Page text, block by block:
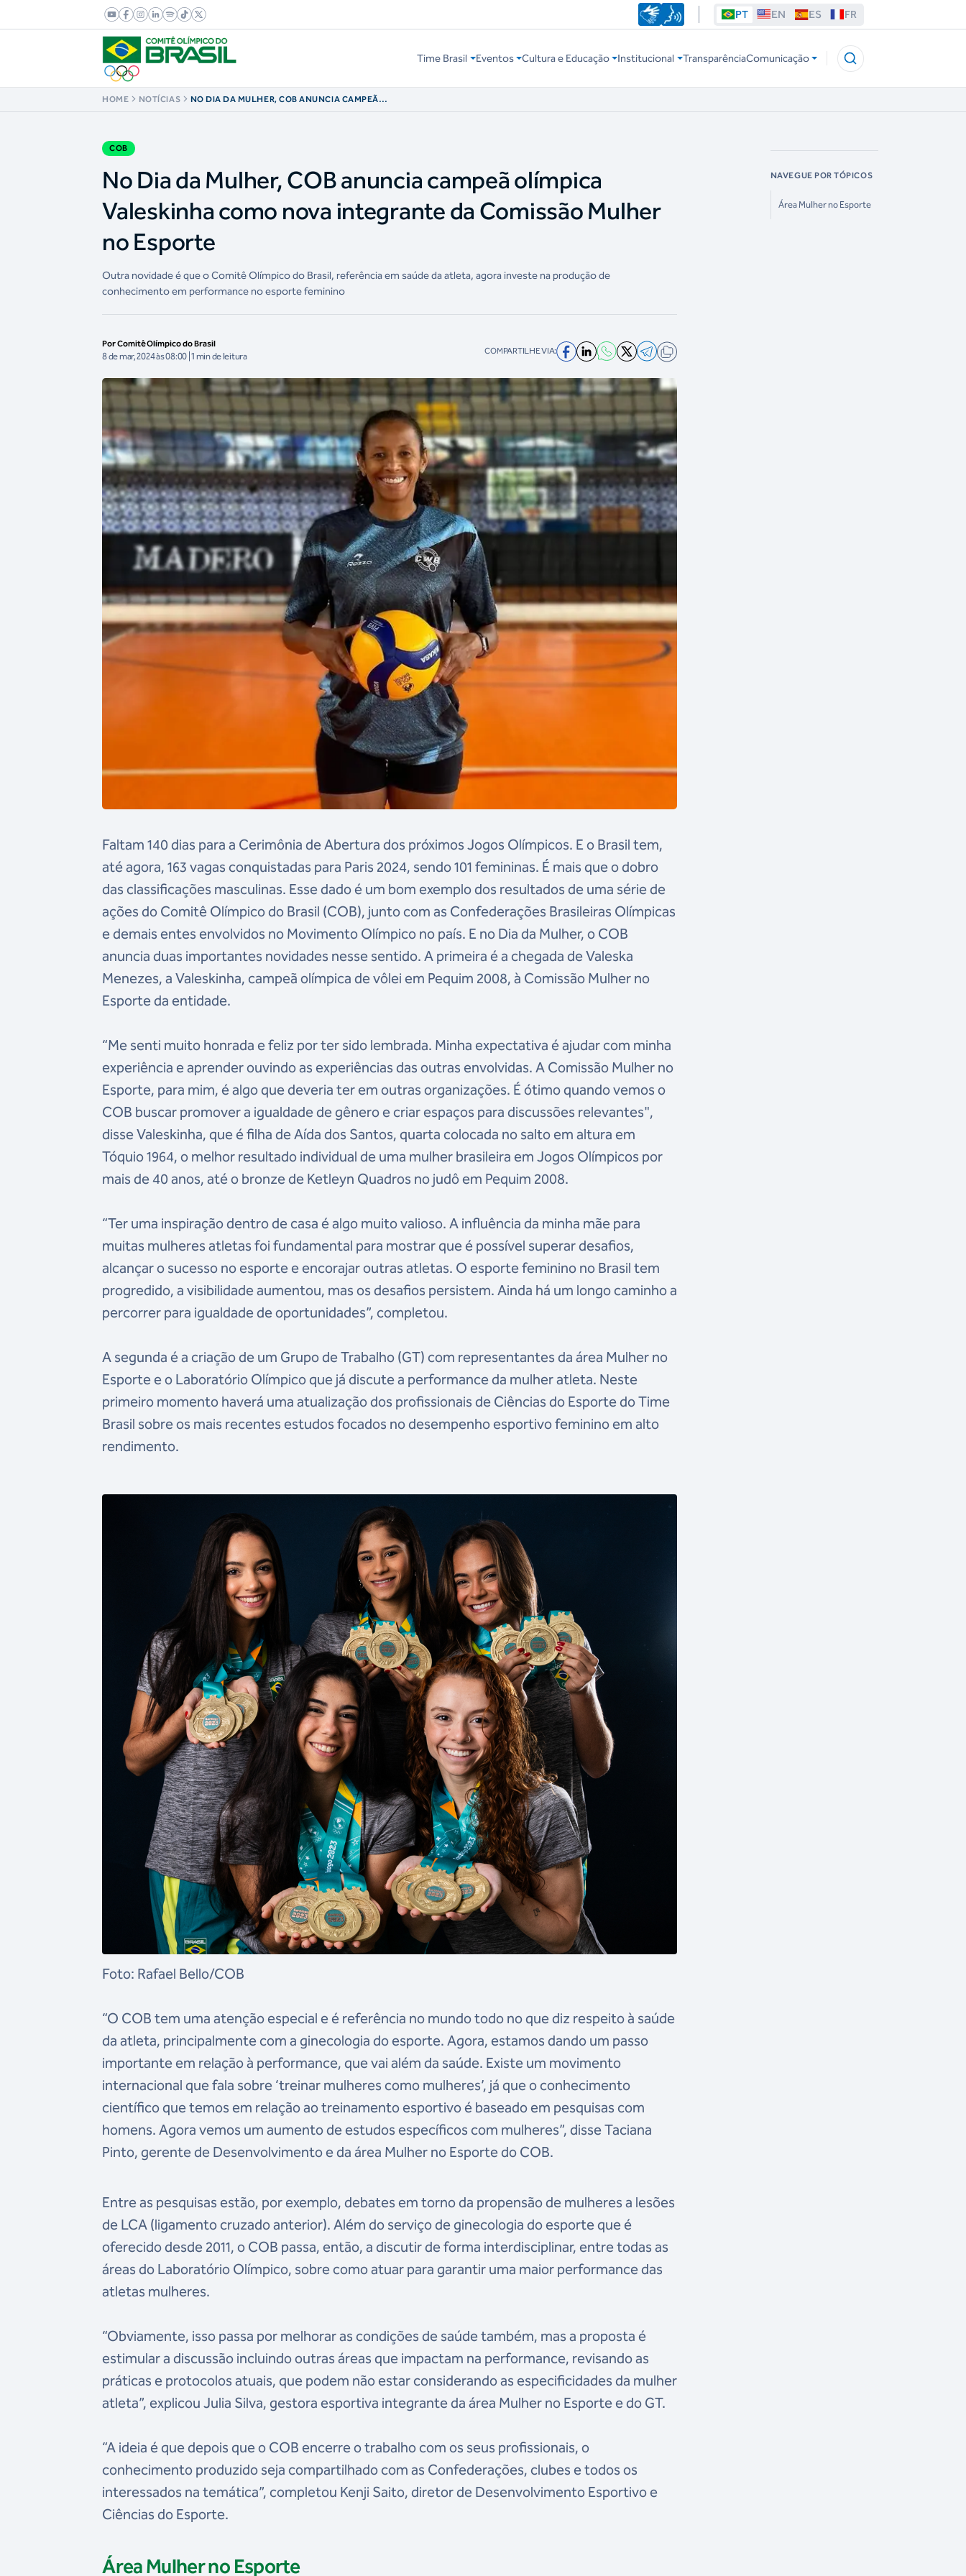
PT EN ES FR
Time Brasil Eventos Cultura e Educação Institucional TransparênciaComunicação
HOME NOTÍCIAS
NO DIA DA MULHER, COB ANUNCIA CAMPEÃ
COB
No Dia da Mulher, COB anuncia campeã olímpica
Valeskinha como nova integrante da Comissão Mulher
no Esporte
Outra novidade é que o Comitê Olímpico do Brasil, referência em saúde da atleta, agora investe na produção de
conhecimento em performance no esporte feminino
Por Comitê Olímpico do Brasil
8 de mar, 2024 às 08:00 | 1 min de leitura COMPARTILHE VIA:
Faltam 140 dias para a Cerimônia de Abertura dos próximos Jogos Olímpicos. E o Brasil tem,
até agora, 163 vagas conquistadas para Paris 2024, sendo 101 femininas. É mais que o dobro
das classificações masculinas. Esse dado é um bom exemplo dos resultados de uma série de
ações do Comitê Olímpico do Brasil (COB), junto com as Confederações Brasileiras Olímpicas
e demais entes envolvidos no Movimento Olímpico no país. E no Dia da Mulher, o COB
anuncia duas importantes novidades nesse sentido. A primeira é a chegada de Valeska
Menezes, a Valeskinha, campeã olímpica de vôlei em Pequim 2008, à Comissão Mulher no
Esporte da entidade.
“Me senti muito honrada e feliz por ter sido lembrada. Minha expectativa é ajudar com minha
experiência e aprender ouvindo as experiências das outras envolvidas. A Comissão Mulher no
Esporte, para mim, é algo que deveria ter em outras organizações. É ótimo quando vemos o
COB buscar promover a igualdade de gênero e criar espaços para discussões relevantes",
disse Valeskinha, que é filha de Aída dos Santos, quarta colocada no salto em altura em
Tóquio 1964, o melhor resultado individual de uma mulher brasileira em Jogos Olímpicos por
mais de 40 anos, até o bronze de Ketleyn Quadros no judô em Pequim 2008.
“Ter uma inspiração dentro de casa é algo muito valioso. A influência da minha mãe para
muitas mulheres atletas foi fundamental para mostrar que é possível superar desafios,
alcançar o sucesso no esporte e encorajar outras atletas. O esporte feminino no Brasil tem
progredido, a visibilidade aumentou, mas os desafios persistem. Ainda há um longo caminho a
percorrer para igualdade de oportunidades”, completou.
A segunda é a criação de um Grupo de Trabalho (GT) com representantes da área Mulher no
Esporte e o Laboratório Olímpico que já discute a performance da mulher atleta. Neste
primeiro momento haverá uma atualização dos profissionais de Ciências do Esporte do Time
Brasil sobre os mais recentes estudos focados no desempenho esportivo feminino em alto
rendimento.
Foto: Rafael Bello/COB
“O COB tem uma atenção especial e é referência no mundo todo no que diz respeito à saúde
da atleta, principalmente com a ginecologia do esporte. Agora, estamos dando um passo
importante em relação à performance, que vai além da saúde. Existe um movimento
internacional que fala sobre ‘treinar mulheres como mulheres’, já que o conhecimento
científico que temos em relação ao treinamento esportivo é baseado em pesquisas com
homens. Agora vemos um aumento de estudos específicos com mulheres”, disse Taciana
Pinto, gerente de Desenvolvimento e da área Mulher no Esporte do COB.
Entre as pesquisas estão, por exemplo, debates em torno da propensão de mulheres a lesões
de LCA (ligamento cruzado anterior). Além do serviço de ginecologia do esporte que é
oferecido desde 2011, o COB passa, então, a discutir de forma interdisciplinar, entre todas as
áreas do Laboratório Olímpico, sobre como atuar para garantir uma maior performance das
atletas mulheres.
“Obviamente, isso passa por melhorar as condições de saúde também, mas a proposta é
estimular a discussão incluindo outras áreas que impactam na performance, revisando as
práticas e protocolos atuais, que podem não estar considerando as especificidades da mulher
atleta”, explicou Julia Silva, gestora esportiva integrante da área Mulher no Esporte e do GT.
“A ideia é que depois que o COB encerre o trabalho com os seus profissionais, o
conhecimento produzido seja compartilhado com as Confederações, clubes e todos os
interessados na temática”, completou Kenji Saito, diretor de Desenvolvimento Esportivo e
Ciências do Esporte.
Área Mulher no Esporte
NAVEGUE POR TÓPICOS
Área Mulher no Esporte